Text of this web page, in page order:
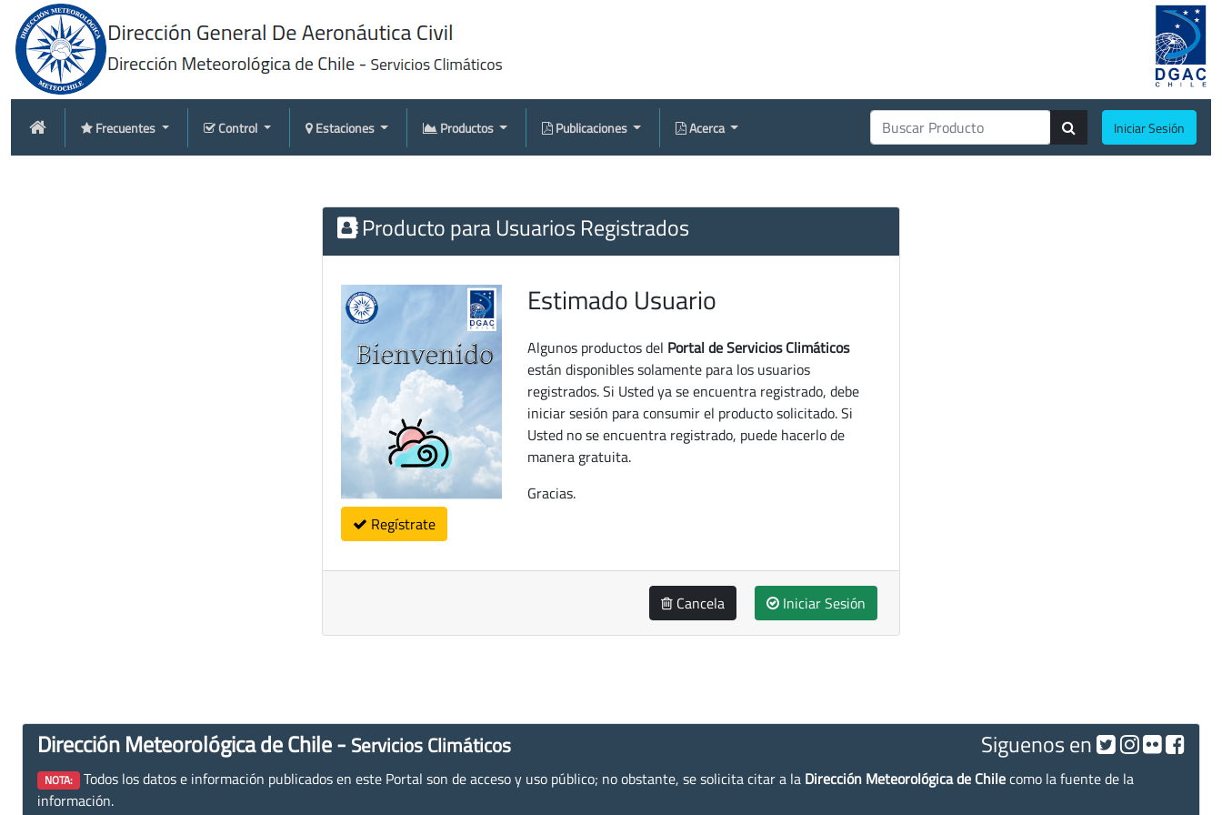
Frecuentes Control Estaciones Productos Publicaciones Acerca Iniciar Sesión
Producto para Usuarios Registrados
Regístrate
Estimado Usuario
Algunos productos del Portal de Servicios Climáticos
están disponibles solamente para los usuarios
registrados. Si Usted ya se encuentra registrado, debe
iniciar sesión para consumir el producto solicitado. Si
Usted no se encuentra registrado, puede hacerlo de
manera gratuita.
Gracias.
Cancela Iniciar Sesión
Dirección Meteorológica de Chile - Servicios Climáticos Siguenos en
NOTA: Todos los datos e información publicados en este Portal son de acceso y uso público; no obstante, se solicita citar a la Dirección Meteorológica de Chilecomo la fuente de la
información.